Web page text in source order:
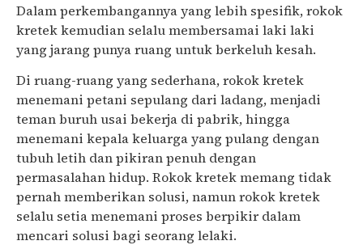
Dalam perkembangannya yang lebih spesifik, rokok
kretek kemudian selalu membersamai laki laki
yang jarang punya ruang untuk berkeluh kesah.
Di ruang-ruang yang sederhana, rokok kretek
menemani petani sepulang dari ladang, menjadi
teman buruh usai bekerja di pabrik, hingga
menemani kepala keluarga yang pulang dengan
tubuh letih dan pikiran penuh dengan
permasalahan hidup. Rokok kretek memang tidak
pernah memberikan solusi, namun rokok kretek
selalu setia menemani proses berpikir dalam
mencari solusi bagi seorang lelaki.